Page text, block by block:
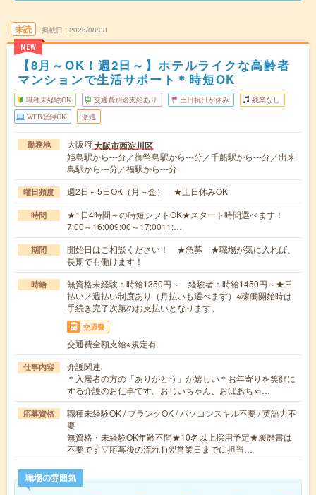
未読
NEW
掲載日 2026/08/08
【8月～OK！週2日～】ホテルライクな高齢者
マンションで生活サポート＊時短OK
職種未経験OK 交通費別途支給あり 土日祝日が休み 残業なし
WEB登録OK 派遣
勤務地 大阪府大阪市西淀川区
姫島駅から---分／御幣島駅から---分／千船駅から---分／出来
島駅から---分／福駅から---分
曜日頻度 週2日～5日OK（月～金） ★土日休みOK
時間
★1日4時間～の時短シフトOK★スタート時間選べます！
7:00～16:009:00～17:0011:…
期間
開始日はご相談ください！ ★急募 ★職場が気に入れば、
長期でも働けます！
時給
無資格未経験：時給1350円～ 経験者：時給1450円～★日
払い／週払い制度あり（月払いも選べます）※稼働開始時は
手続き完了次第のお支払いとなります。
交通費
交通費全額支給※規定有
仕事内容
介護関連
＊入居者の方の「ありがとう」が嬉しい＊お年寄りを笑顔に
する介護のお仕事です。おじいちゃん、おばあちゃ…
応募資格
職種未経験OK / ブランクOK / パソコンスキル不要 / 英語力不
要
無資格・未経験OK年齢不問★10名以上採用予定★履歴書は
不要です▽応募後の流れ1)翌営業日までに担当…
職場の雰囲気